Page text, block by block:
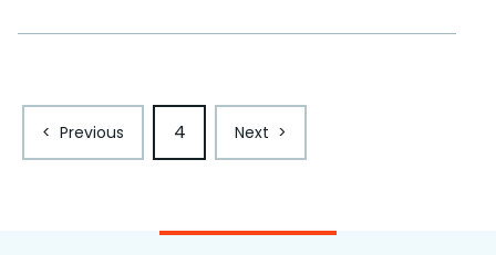
< Previous 4 Next >